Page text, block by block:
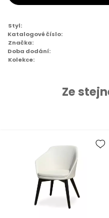
Styl:
Katalogové číslo:
Značka:
Doba dodání:
Kolekce:
Ze